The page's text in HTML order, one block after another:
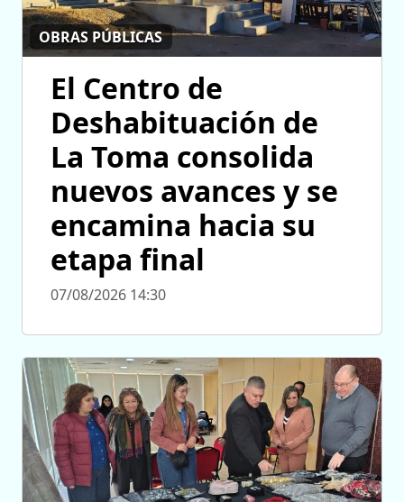
OBRAS PÚBLICAS
El Centro de
Deshabituación de
La Toma consolida
nuevos avances y se
encamina hacia su
etapa final
07/08/2026 14:30